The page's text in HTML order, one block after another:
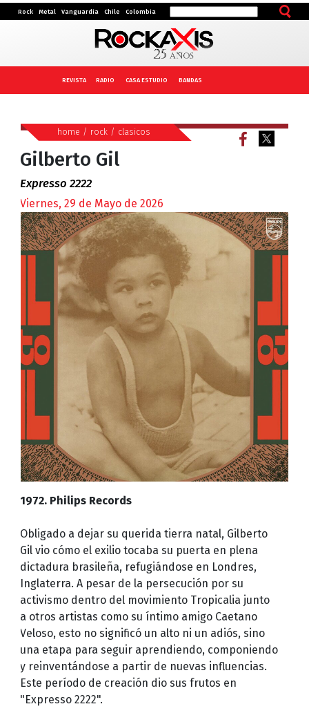
Rock Metal Vanguardia Chile Colombia
REVISTA RADIO CASA ESTUDIO BANDAS
home / rock / clasicos
Gilberto Gil
Expresso 2222
Viernes, 29 de Mayo de 2026
1972. Philips Records
Obligado a dejar su querida tierra natal, Gilberto
Gil vio cómo el exilio tocaba su puerta en plena
dictadura brasileña, refugiándose en Londres,
Inglaterra. A pesar de la persecución por su
activismo dentro del movimiento Tropicalia junto
a otros artistas como su íntimo amigo Caetano
Veloso, esto no significó un alto ni un adiós, sino
una etapa para seguir aprendiendo, componiendo
y reinventándose a partir de nuevas influencias.
Este período de creación dio sus frutos en
"Expresso 2222".